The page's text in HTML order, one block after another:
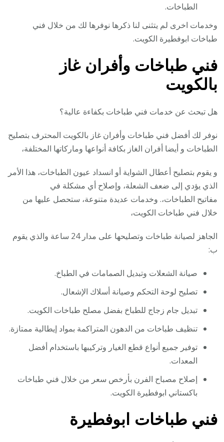
الطباخات.
وخدمات اخرى لم يتثنى لنا ذكرها نوفرها لك من خلال فني
طباخات ابوفطيرة الكويت.
فني طباخات وأفران غاز
بالكويت
هل تبحث عن خدمات فني طباخات بكفاءة عالية؟
نوفر لك أفضل فني طباخات وأفران غاز بالكويت المحترف بتصليح
الطباخات و أيضا أفران الغاز بكافة أنواعها وماركاتها المختلفة،
و يقوم بتصليح أعطال الشواية أو انسداد عيون الطباخات، هذا الأمر
الذي يؤدي إلى ضعف الشعلة، وإصلاح أي مشكلة في
مفاتيح الطباخات،. وخدمات عديدة متنوعة، ستحصل عليها من
خلال فني طباخات الكويت،
الجاهز لصيانة طباخات وتصليحها على مدار 24 ساعة والذي يقوم
ب:
صيانة الشعلات وتبديل الصمامات في الطباخ.
تصليح لوحة التحكم وصيانة أسلاك الإشعال.
تبديل جام زجاج للطباخ بفضل مصلح طباخات الكويت.
تنظيف طباخات من الدهون المتراكمة بمواد إيطالية ممتازة.
توفير جميع أنواع قطع الغيار وتركيبها باستخدام أفضل
المعدات.
إصلاح مصباح الفرن بأرخص سعر من خلال فني طباخات
باكستاني ابوفطيرة الكويت.
فني طباخات ابوفطيرة